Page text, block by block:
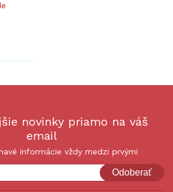
novinky priamo na váš
email
informácie vždy medzi prvými
Odoberať